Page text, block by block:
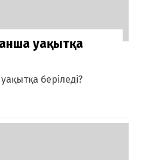
уақытқа
беріледі?